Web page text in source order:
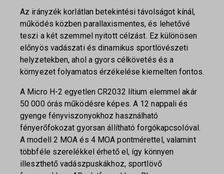
Az irányzék korlátlan betekintési távolságot kínál,
működés közben parallaxismentes, és lehetővé
teszi a két szemmel nyitott célzást. Ez különösen
előnyös vadászati és dinamikus sportlövészeti
helyzetekben, ahol a gyors célkövetés és a
környezet folyamatos érzékelése kiemelten fontos.
A Micro H-2 egyetlen CR2032 lítium elemmel akár
50 000 órás működésre képes. A 12 nappali és
gyenge fényviszonyokhoz használható
fényerőfokozat gyorsan állítható forgókapcsolóval.
A modell 2 MOA és 4 MOA pontmérettel, valamint
többféle szerelékkel érhető el, így könnyen
illeszthető vadászpuskákhoz, sportlövő